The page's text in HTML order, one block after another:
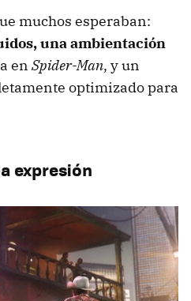
muchos esperaban:
una ambientación
en Spider-Man, y un
optimizado para
expresión